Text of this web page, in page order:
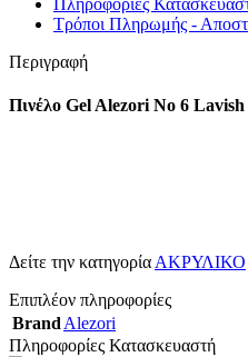
Τρόποι Πληρωμής -
Περιγραφή
Πινέλο Gel Alezori No 6
Δείτε την κατηγορία ΑΚΡΥΛΙΚΟ
Επιπλέον πληροφορίες
Brand Alezori
Πληροφορίες Κατασκευαστή